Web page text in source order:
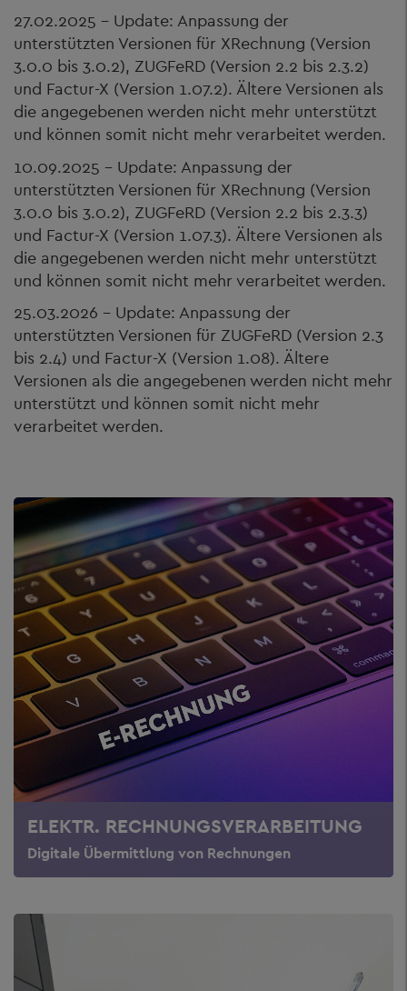
27.02.2025 - Update: Anpassung der
unterstützten Versionen für XRechnung (Version
3.0.0 bis 3.0.2), ZUGFeRD (Version 2.2 bis 2.3.2)
und Factur-X (Version 1.07.2). Ältere Versionen als
die angegebenen werden nicht mehr unterstützt
und können somit nicht mehr verarbeitet werden.
10.09.2025 - Update: Anpassung der
unterstützten Versionen für XRechnung (Version
3.0.0 bis 3.0.2), ZUGFeRD (Version 2.2 bis 2.3.3)
und Factur-X (Version 1.07.3). Ältere Versionen als
die angegebenen werden nicht mehr unterstützt
und können somit nicht mehr verarbeitet werden.
25.03.2026 - Update: Anpassung der
unterstützten Versionen für ZUGFeRD (Version 2.3
bis 2.4) und Factur-X (Version 1.08). Ältere
Versionen als die angegebenen werden nicht mehr
unterstützt und können somit nicht mehr
verarbeitet werden.
ELEKTR. RECHNUNGSVERARBEITUNG
Digitale Übermittlung von Rechnungen